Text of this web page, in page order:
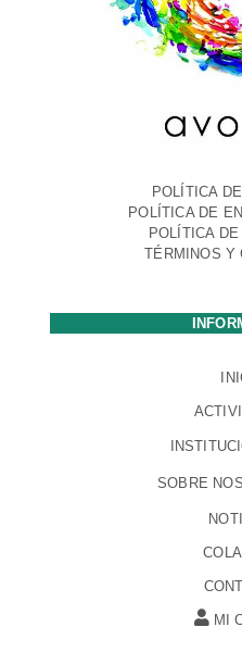
POLÍTICA
POLÍTICA DE
POLÍTICA
TÉRMINOS Y
SOBRE
MI